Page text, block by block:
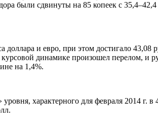
были сдвинуты на 85 копеек с
и евро, при этом достигало 43,08
динамике произошел перелом, и
на 1,4%.
характерного для февраля 2014 г.